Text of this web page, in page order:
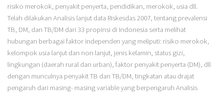
risiko merokok, penyakit penyerta, pendidikan, merokok, usia dll.
Telah dilakukan Analisis lanjut data Riskesdas 2007, tentang prevalensi
TB, DM, dan TB/DM dari 33 propinsi di Indonesia serta melihat
hubungan berbagai faktor independen yang meliputi: risiko merokok,
kelompok usia lanjut dan non lanjut, jenis kelamin, status gizi,
lingkungan (daerah rural dan urban), faktor penyakit penyerta (DM), dll
dengan munculnya penyakit TB dan TB/DM, tingkatan atau drajat
pengaruh dari masing- masing variable yang berpengaruh Analisis